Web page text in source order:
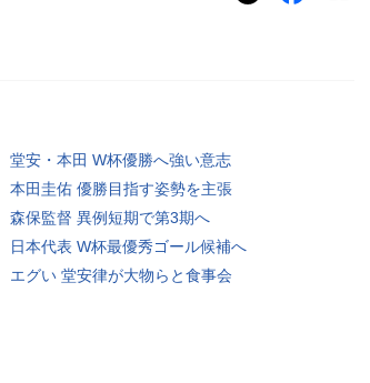
堂安・本田 W杯優勝へ強い意志
本田圭佑 優勝目指す姿勢を主張
森保監督 異例短期で第3期へ
日本代表 W杯最優秀ゴール候補へ
エグい 堂安律が大物らと食事会